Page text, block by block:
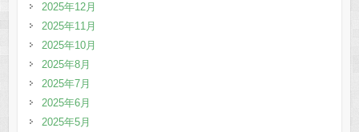
2025年12月
2025年11月
2025年10月
2025年8月
2025年7月
2025年6月
2025年5月